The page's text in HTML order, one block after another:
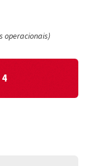
operacionais)